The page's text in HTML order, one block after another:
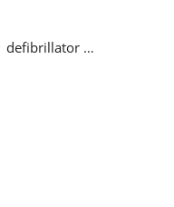
Heart Guardian HR-501 defibrillator (English voice promt)